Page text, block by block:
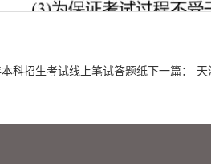
科招生考试线上笔试答题纸 下一篇： 天